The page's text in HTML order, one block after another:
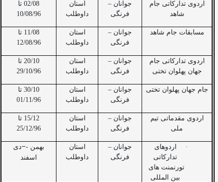
اردوی تدارکاتی جام
شاهد
جوانان –
فرنگی
استان
داوطلب
02/08 تا
10/08/96
مسابقات جام شاهد
جوانان –
فرنگی
استان
داوطلب
11/08 تا
12/08/96
اردوی تدارکاتی جام
جهان پهلوان تختی
جوانان –
فرنگی
استان
داوطلب
20/10 تا
29/10/96
جام جهان پهلوان تختی
جوانان –
فرنگی
استان
داوطلب
30/10 تا
01/11/96
اردوی مقدماتی تیم
ملی
جوانان –
فرنگی
استان
داوطلب
15/12 تا
25/12/96
·
اردوهای
تدارکاتی
تورنمنت های
بین المللی
جوانان –
فرنگی
استان
داوطلب
دی–بهمن -
اسفند